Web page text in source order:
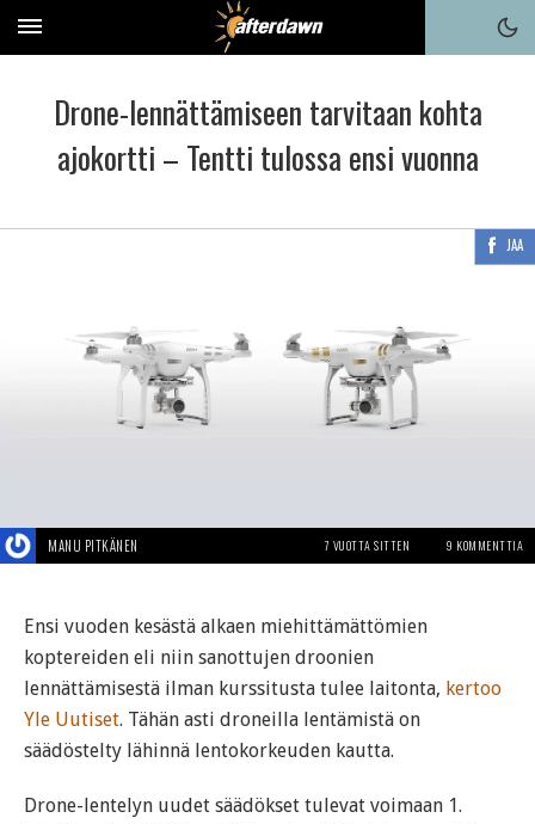
Drone-lennättämiseen tarvitaan kohta
ajokortti – Tentti tulossa ensi vuonna
JAA
MANU PITKÄNEN 7 VUOTTA SITTEN 9 KOMMENTTIA
Ensi vuoden kesästä alkaen miehittämättömien
koptereiden eli niin sanottujen droonien
lennättämisestä ilman kurssitusta tulee laitonta, kertoo
Yle Uutiset. Tähän asti droneilla lentämistä on
säädöstelty lähinnä lentokorkeuden kautta.
Drone-lentelyn uudet säädökset tulevat voimaan 1.